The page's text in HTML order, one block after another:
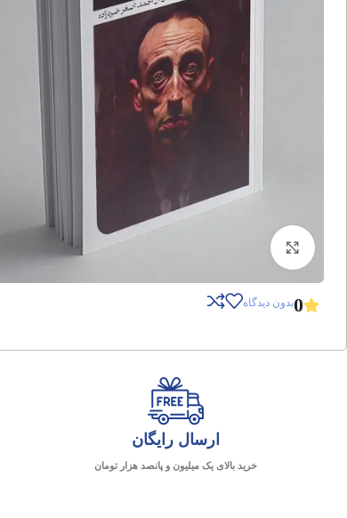
0بدون دیدگاه
ارسال رایگان
خرید بالای یک میلیون و پانصد هزار تومان